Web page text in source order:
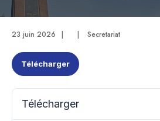
23 juin 2026 | | Secretariat
Télécharger
Télécharger